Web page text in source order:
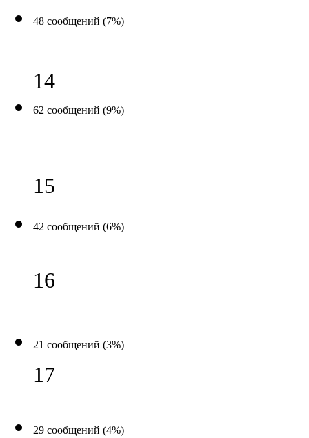
48 сообщений (7%)
14
62 сообщений (9%)
15
42 сообщений (6%)
16
21 сообщений (3%)
17
29 сообщений (4%)